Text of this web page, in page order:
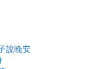
說晚安